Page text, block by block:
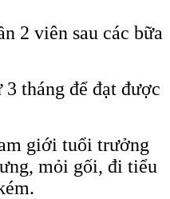
2 viên sau các bữa
tháng để đạt được
giới tuổi trưởng
mỏi gối, đi tiểu